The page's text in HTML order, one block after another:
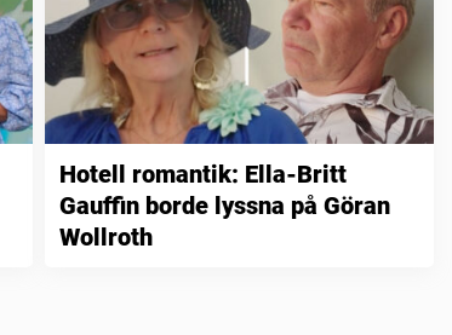
Hotell romantik: Ella-Britt
Gauffin borde lyssna på Göran
Wollroth